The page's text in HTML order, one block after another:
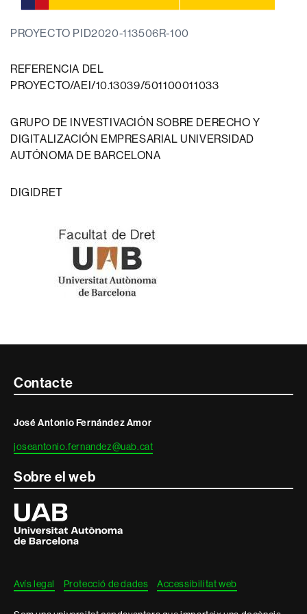
PROYECTO PID2020-113506R-100
REFERENCIA DEL
PROYECTO/AEI/10.13039/501100011033
GRUPO DE INVESTIVACIÓN SOBRE DERECHO Y
DIGITALIZACIÓN EMPRESARIAL UNIVERSIDAD
AUTÓNOMA DE BARCELONA
DIGIDRET
Contacte
informació
legal
Contacte
José Antonio Fernández Amor
joseantonio.fernandez@uab.cat
Sobre el web
Universitat
Autònoma
de
Barcelona
Avís legal Protecció de dades Accessibilitat web